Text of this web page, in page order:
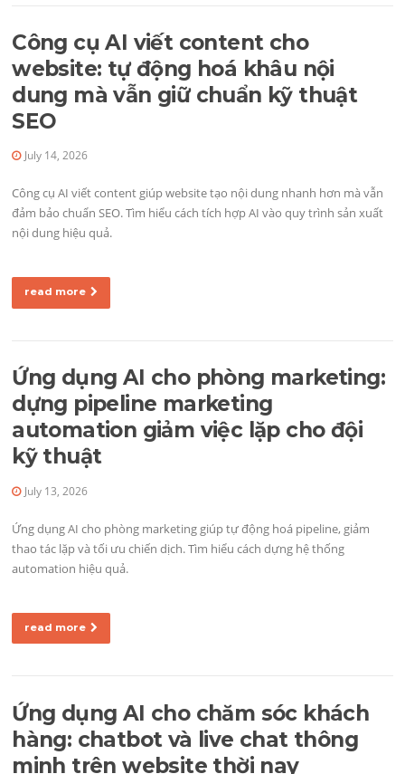
Công cụ AI viết content cho
website: tự động hoá khâu nội
dung mà vẫn giữ chuẩn kỹ thuật
SEO
July 14, 2026
Công cụ AI viết content giúp website tạo nội dung nhanh hơn mà vẫn
đảm bảo chuẩn SEO. Tìm hiểu cách tích hợp AI vào quy trình sản xuất
nội dung hiệu quả.
read more
Ứng dụng AI cho phòng marketing:
dựng pipeline marketing
automation giảm việc lặp cho đội
kỹ thuật
July 13, 2026
Ứng dụng AI cho phòng marketing giúp tự động hoá pipeline, giảm
thao tác lặp và tối ưu chiến dịch. Tìm hiểu cách dựng hệ thống
automation hiệu quả.
read more
Ứng dụng AI cho chăm sóc khách
hàng: chatbot và live chat thông
minh trên website thời nay